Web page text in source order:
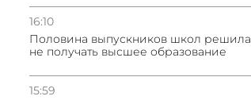
16:10
Половина выпускников школ решила
не получать высшее образование
15:59